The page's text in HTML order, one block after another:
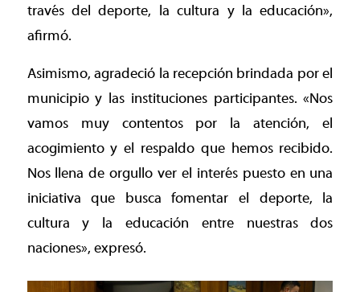
través del deporte, la cultura y la educación»,
afirmó.
Asimismo, agradeció la recepción brindada por el
municipio y las instituciones participantes. «Nos
vamos muy contentos por la atención, el
acogimiento y el respaldo que hemos recibido.
Nos llena de orgullo ver el interés puesto en una
iniciativa que busca fomentar el deporte, la
cultura y la educación entre nuestras dos
naciones», expresó.